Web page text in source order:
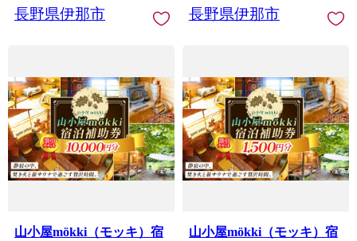
長野県伊那市
長野県伊那市
山小屋mökki（モッキ）宿
山小屋mökki（モッキ）宿